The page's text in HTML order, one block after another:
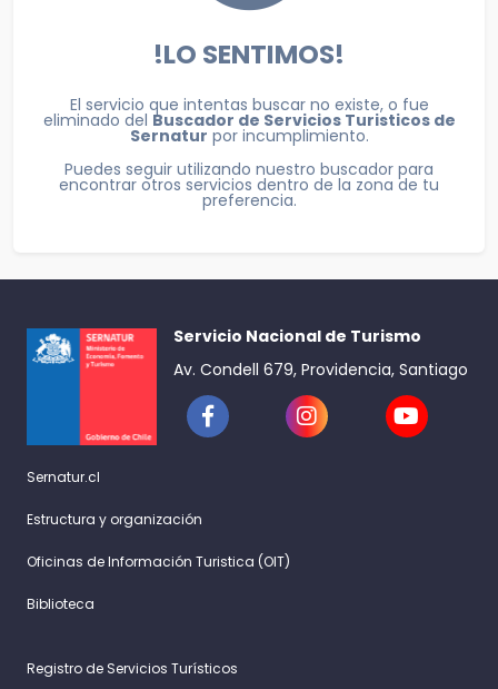
!LO SENTIMOS!
El servicio que intentas buscar no existe, o fue
eliminado del Buscador de Servicios Turisticos de
Sernatur por incumplimiento.
Puedes seguir utilizando nuestro buscador para
encontrar otros servicios dentro de la zona de tu
preferencia.
Servicio Nacional de Turismo
Av. Condell 679, Providencia, Santiago
Sernatur.cl
Estructura y organización
Oficinas de Información Turistica (OIT)
Biblioteca
Registro de Servicios Turísticos